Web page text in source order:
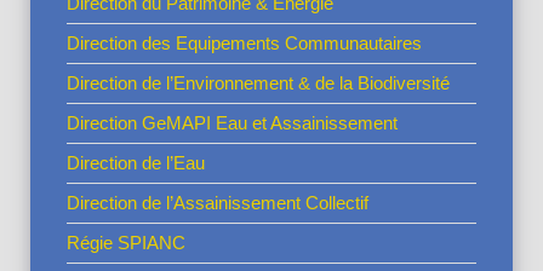
Direction des Equipements Communautaires
Direction de l’Environnement & de la Biodiversité
Direction GeMAPI Eau et Assainissement
Direction de l’Eau
Direction de l’Assainissement Collectif
Régie SPIANC